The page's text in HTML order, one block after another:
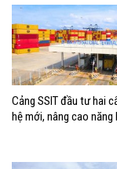
Cảng SSIT đầu tư hai
hệ mới, nâng cao năng